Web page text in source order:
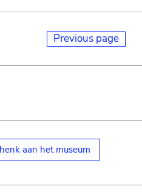
Previous page
aan het museum